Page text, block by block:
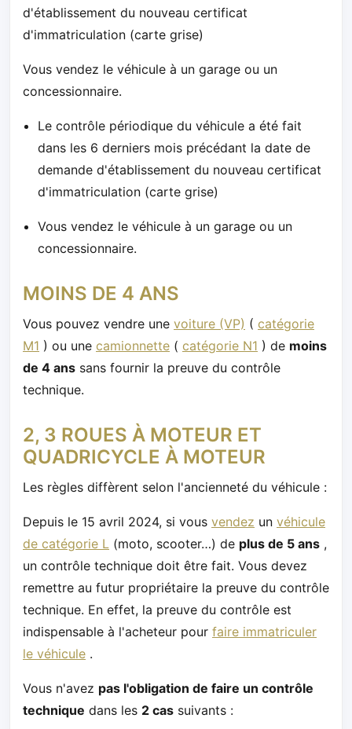
d'établissement du nouveau certificat
d'immatriculation (carte grise)
Vous vendez le véhicule à un garage ou un
concessionnaire.
Le contrôle périodique du véhicule a été fait
dans les 6 derniers mois précédant la date de
demande d'établissement du nouveau certificat
d'immatriculation (carte grise)
Vous vendez le véhicule à un garage ou un
concessionnaire.
MOINS DE 4 ANS
Vous pouvez vendre une voiture (VP) ( catégorie
M1 ) ou une camionnette ( catégorie N1 ) de moins
de 4 ans sans fournir la preuve du contrôle
technique.
2, 3 ROUES À MOTEUR ET
QUADRICYCLE À MOTEUR
Les règles diffèrent selon l'ancienneté du véhicule :
Depuis le 15 avril 2024, si vous vendez un véhicule
de catégorie L (moto, scooter…) de plus de 5 ans ,
un contrôle technique doit être fait. Vous devez
remettre au futur propriétaire la preuve du contrôle
technique. En effet, la preuve du contrôle est
indispensable à l'acheteur pour faire immatriculer
le véhicule .
Vous n'avez pas l'obligation de faire un contrôle
technique dans les 2 cas suivants :